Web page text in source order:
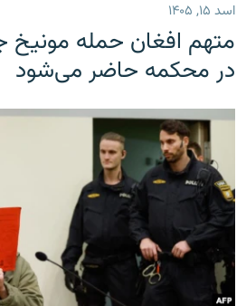
اسد ۱۵, ۱۴۰۵
متهم افغان حمله مونیخ
در محکمه حاضر می‌شود